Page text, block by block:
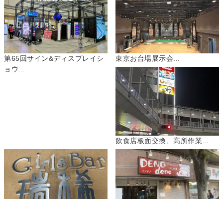
第65回サイン&ディスプレイシ
ョウ...
東京お台場展示会...
飲食店板面交換、高所作業...